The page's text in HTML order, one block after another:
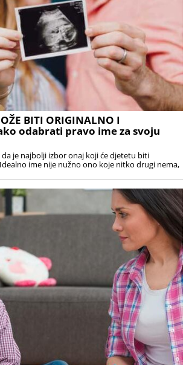
BITI ORIGINALNO I
odabrati pravo ime za svoju
je najbolji izbor onaj koji će djetetu biti
ime nije nužno ono koje nitko drugi nema,